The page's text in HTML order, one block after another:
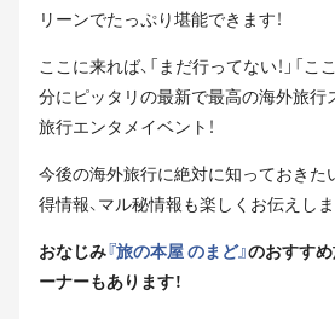
リーンでたっぷり堪能できます！
ここに来れば、「まだ行ってない！」「こ
分にピッタリの最新で最高の海外旅行
旅行エンタメイベント！
今後の海外旅行に絶対に知っておきた
得情報、マル秘情報も楽しくお伝えしま
おなじみ『旅の本屋 のまど』のおすす
ーナーもあります！